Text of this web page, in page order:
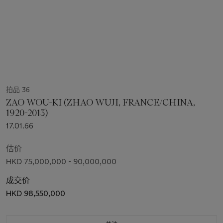
拍品 36
ZAO WOU-KI (ZHAO WUJI, FRANCE/CHINA,
1920-2013)
17.01.66
估价
HKD 75,000,000 - 90,000,000
成交价
HKD 98,550,000